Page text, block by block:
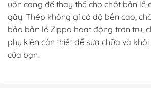
uốn cong để thay thế cho chốt bản lề
gãy. Thép không gỉ có độ bền cao,
bảo bản lề Zippo hoạt động trơn tru,
phụ kiện cần thiết để sửa chữa và
của bạn.